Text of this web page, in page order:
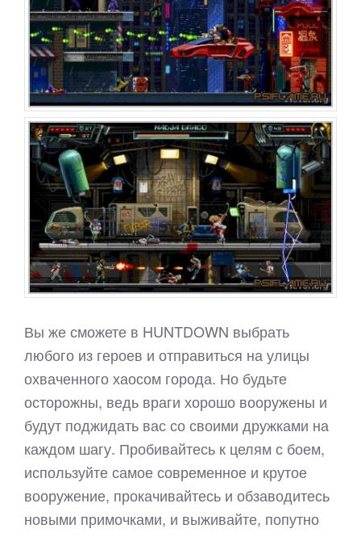
Вы же сможете в HUNTDOWN выбрать
любого из героев и отправиться на улицы
охваченного хаосом города. Но будьте
осторожны, ведь враги хорошо вооружены и
будут поджидать вас со своими дружками на
каждом шагу. Пробивайтесь к целям с боем,
используйте самое современное и крутое
вооружение, прокачивайтесь и обзаводитесь
новыми примочками, и выживайте, попутно